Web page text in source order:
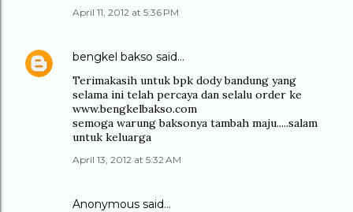
April 11, 2012 at 5:36 PM
bengkel bakso said…
Terimakasih untuk bpk dody bandung yang
selama ini telah percaya dan selalu order ke
www.bengkelbakso.com
semoga warung baksonya tambah maju.....salam
untuk keluarga
April 13, 2012 at 5:32 AM
Anonymous said…